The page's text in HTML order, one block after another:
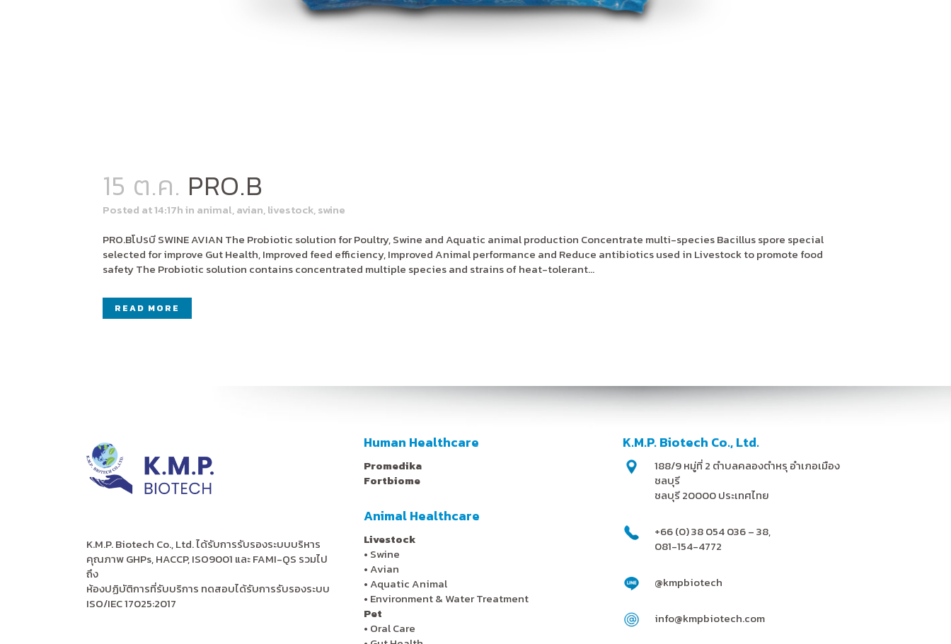
15 ต.ค. PRO.B
Posted at 14:17hin animal,avian,livestock,swine
PRO.Bโปรบี SWINE AVIAN The Probiotic solution for Poultry, Swine and Aquatic animal production Concentrate multi-species Bacillus spore special
selected for improve Gut Health, Improved feed efficiency, Improved Animal performance and Reduce antibiotics used in Livestock to promote food
safety The Probiotic solution contains concentrated multiple species and strains of heat-tolerant...
READ MORE
K.M.P. Biotech Co., Ltd. ได้รับการรับรองระบบบริหาร
คุณภาพ GHPs, HACCP, ISO9001 และ FAMI-QS รวมไป
ถึง
ห้องปฏิบัติการที่รับบริการ ทดสอบได้รับการรับรองระบบ
ISO/IEC 17025:2017
Human Healthcare
Promedika
Fortbiome
Animal Healthcare
Livestock
• Swine
•Avian
•Aquatic Animal
• Environment & Water Treatment
Pet
• Oral Care
K.M.P. Biotech Co., Ltd.
188/9 หมู่ที่ 2 ตำบลคลองตำหรุ อำเภอเมือง
ชลบุรี
ชลบุรี 20000 ประเทศไทย
+66 (0) 38 054 036 – 38,
081-154-4772
@kmpbiotech
info@kmpbiotech.com